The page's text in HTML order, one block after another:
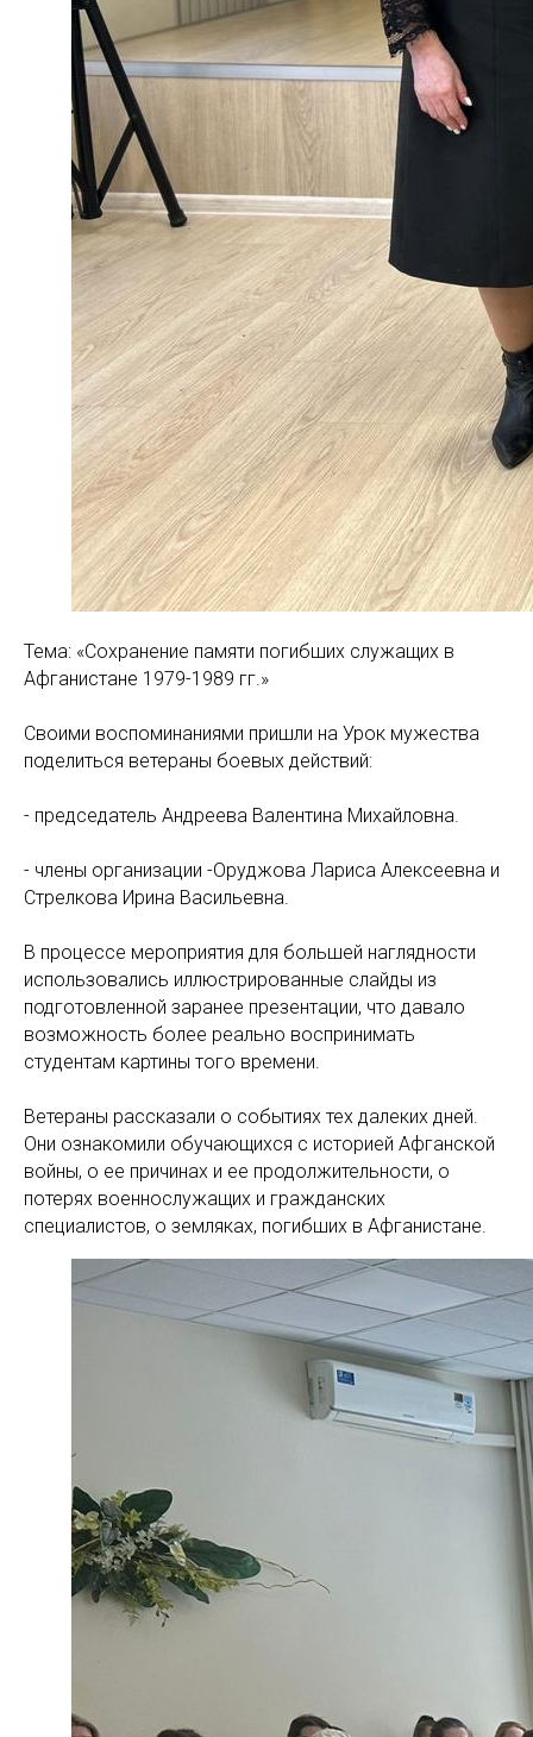
Тема: «Сохранение памяти погибших служащих в
Афганистане 1979-1989 гг.»
Своими воспоминаниями пришли на Урок мужества
поделиться ветераны боевых действий:
- председатель Андреева Валентина Михайловна.
- члены организации -Оруджова Лариса Алексеевна и
Стрелкова Ирина Васильевна.
В процессе мероприятия для большей наглядности
использовались иллюстрированные слайды из
подготовленной заранее презентации, что давало
возможность более реально воспринимать
студентам картины того времени.
Ветераны рассказали о событиях тех далеких дней.
Они ознакомили обучающихся с историей Афганской
войны, о ее причинах и ее продолжительности, о
потерях военнослужащих и гражданских
специалистов, о земляках, погибших в Афганистане.